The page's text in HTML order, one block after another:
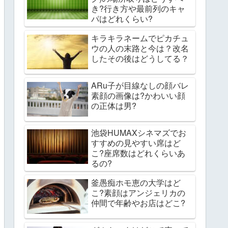
き?行き方や最前列のキャ
パはどれくらい?
キラキラネームでピカチュ
ウの人の末路と今は？改名
したその後はどうしてる？
ARu子が目線なしの顔バレ
素顔の画像は?かわいい顔
の正体は男?
池袋HUMAXシネマズでお
すすめの見やすい席はど
こ?座席数はどれくらいあ
るの?
釜愚痴ホモ恵の大学はど
こ?素顔はアンジェリカの
仲間で年齢やお店はどこ?